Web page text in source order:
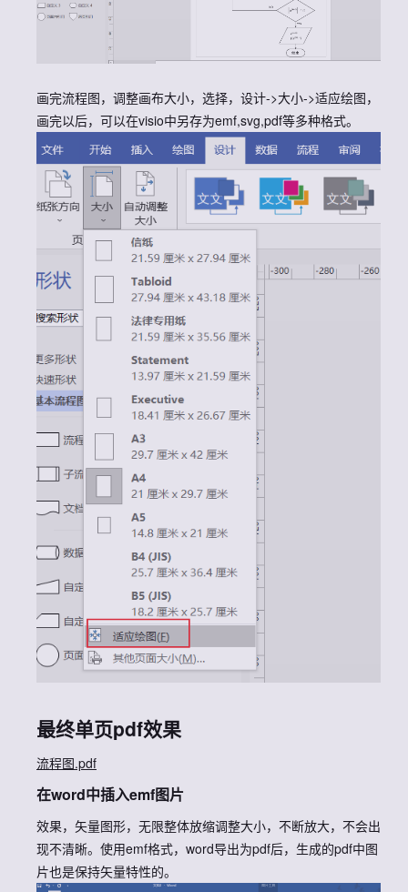
画完流程图，调整画布大小，选择，设计->大小->适应绘图，
画完以后，可以在visio中另存为emf,svg,pdf等多种格式。
最终单页pdf效果
流程图.pdf
在word中插入emf图片
效果，矢量图形，无限整体放缩调整大小，不断放大，不会出
现不清晰。使用emf格式，word导出为pdf后，生成的pdf中图
片也是保持矢量特性的。